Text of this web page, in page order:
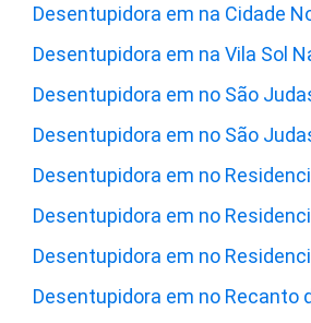
Desentupidora em na Cidade
Desentupidora em na Vila Sol
Desentupidora em no São
Desentupidora em no São
Desentupidora em no
Desentupidora em no
Desentupidora em no
Desentupidora em no Recanto